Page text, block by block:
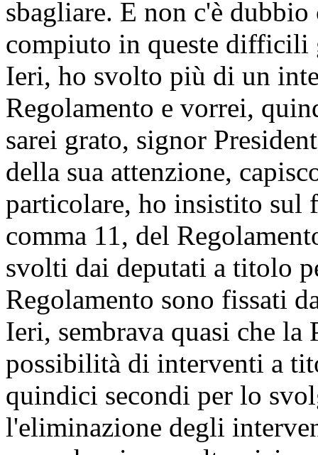
sbagliare. E non c'è dubbio
compiuto in queste difficili
Ieri, ho svolto più di un
Regolamento e vorrei,
sarei grato, signor
della sua attenzione,
particolare, ho insistito sul
comma 11, del
svolti dai deputati a titolo
Regolamento sono fissati
Ieri, sembrava quasi che la
possibilità di interventi a
quindici secondi per lo
l'eliminazione degli